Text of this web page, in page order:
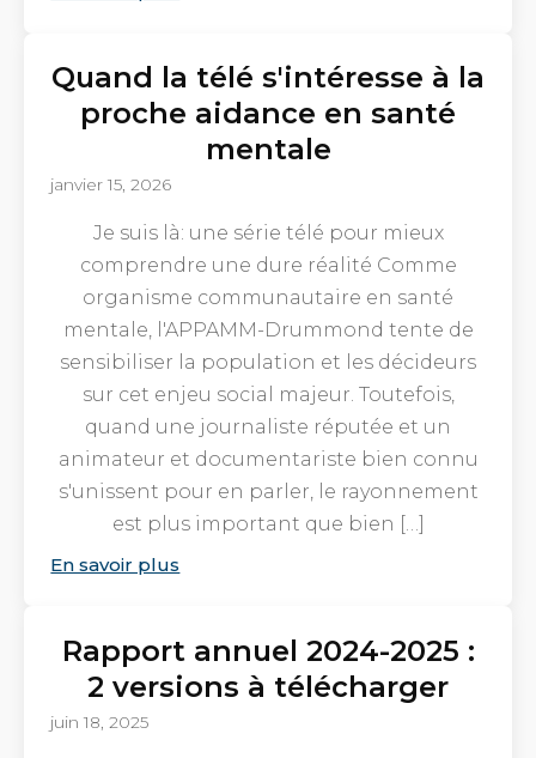
Quand la télé s'intéresse à la
proche aidance en santé
mentale
janvier 15, 2026
Je suis là: une série télé pour mieux
comprendre une dure réalité Comme
organisme communautaire en santé
mentale, l'APPAMM-Drummond tente de
sensibiliser la population et les décideurs
sur cet enjeu social majeur. Toutefois,
quand une journaliste réputée et un
animateur et documentariste bien connu
s'unissent pour en parler, le rayonnement
est plus important que bien […]
En savoir plus
Rapport annuel 2024-2025 :
2 versions à télécharger
juin 18, 2025